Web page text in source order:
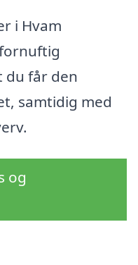
i Hvam
du får den
samtidig med
og